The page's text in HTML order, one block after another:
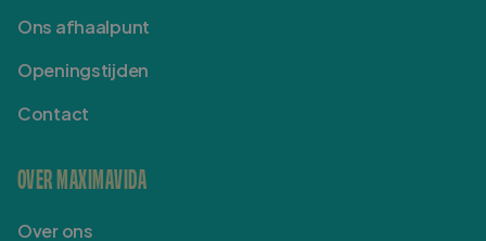
Ons afhaalpunt
Openingstijden
Contact
OVER MAXIMAVIDA
Over ons